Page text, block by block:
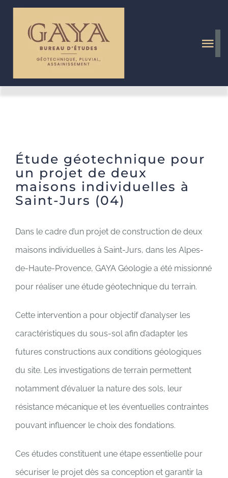
Passer
Géologue au Luc
Géotechnique
DEVIS GRATUIT ET CONTACT
Étude géotechnique pour
un projet de deux
maisons individuelles à
Saint-Jurs (04)
Dans le cadre d’un projet de construction de deux
maisons individuelles à Saint-Jurs, dans les Alpes-
de-Haute-Provence, GAYA Géologie a été missionné
pour réaliser une étude géotechnique du terrain.
Cette intervention a pour objectif d’analyser les
caractéristiques du sous-sol afin d’adapter les
futures constructions aux conditions géologiques
du site. Les investigations de terrain permettent
notamment d’évaluer la nature des sols, leur
résistance mécanique et les éventuelles contraintes
pouvant influencer le choix des fondations.
Ces études constituent une étape essentielle pour
sécuriser le projet dès sa conception et garantir la